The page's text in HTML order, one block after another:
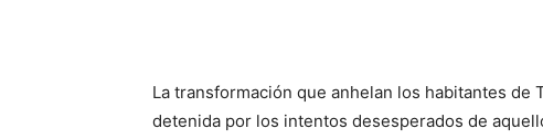
La transformación que anhelan los habitantes de
detenida por los intentos desesperados de